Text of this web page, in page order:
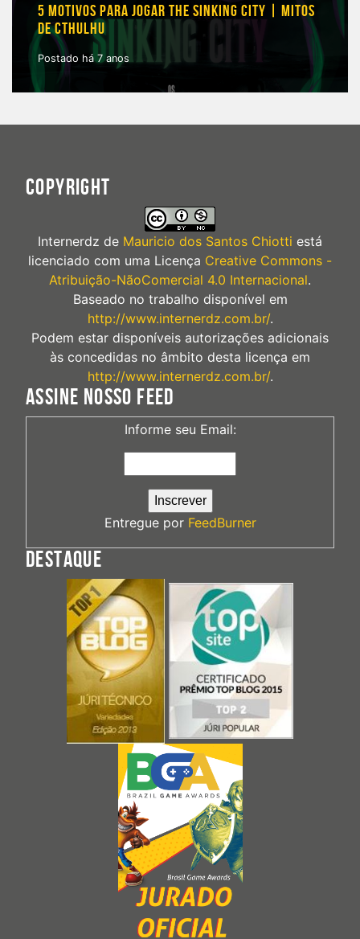
5 MOTIVOS PARA JOGAR THE SINKING CITY | MITOS
DE CTHULHU
Postado há 7 anos
COPYRIGHT
Internerdz de Mauricio dos Santos Chiotti está
licenciado com uma Licença Creative Commons -
Atribuição-NãoComercial 4.0 Internacional.
Baseado no trabalho disponível em
http://www.internerdz.com.br/.
Podem estar disponíveis autorizações adicionais
às concedidas no âmbito desta licença em
http://www.internerdz.com.br/.
ASSINE NOSSO FEED
Informe seu Email:
Entregue por FeedBurner
DESTAQUE